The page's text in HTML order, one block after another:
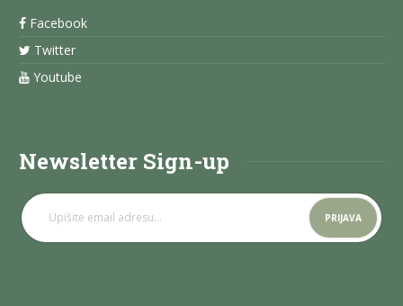
Facebook
Twitter
Youtube
Newsletter Sign-up